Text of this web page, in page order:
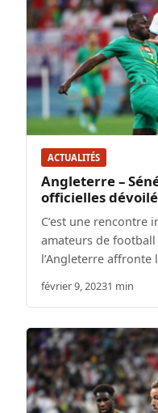
ACTUALITÉS
Angleterre –
officielles
C’est une rencontre
amateurs de
l’Angleterre affronte
février 9, 20231 min